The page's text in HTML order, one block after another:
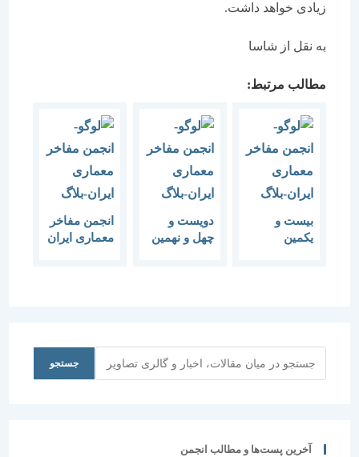
زیادی خواهد داشت.
به نقل از شاسا
مطالب مرتبط:
بیست و
یکمین
دویست و
چهل و نهمین
انجمن مفاخر
معماری ایران
دانشگاه
تهران بیانیه
جستجو
آخرین پست‌ها و مطالب انجمن